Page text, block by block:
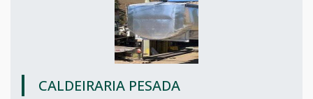
CALDEIRARIA PESADA